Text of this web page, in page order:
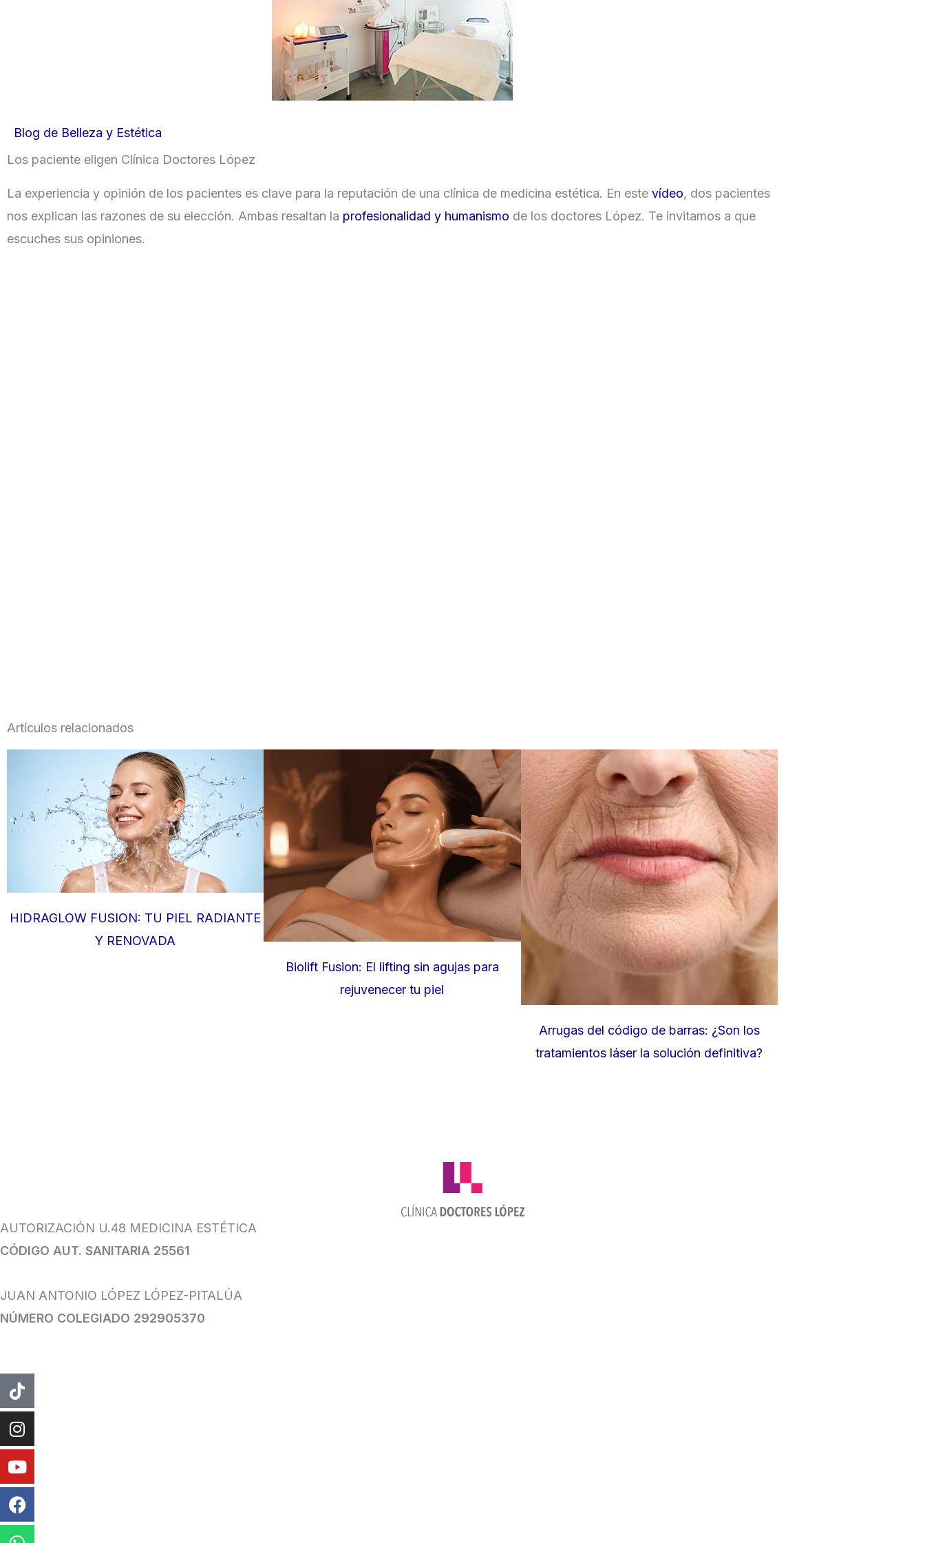
Blog de Belleza y Estética
Los paciente eligen Clínica Doctores López
La experiencia y opinión de los pacientes es clave para la reputación de una clínica de medicina estética. En este vídeo, dos pacientes
nos explican las razones de su elección. Ambas resaltan la profesionalidad y humanismo de los doctores López. Te invitamos a que
escuches sus opiniones.
Artículos relacionados
HIDRAGLOW FUSION: TU PIEL RADIANTE
Y RENOVADA
Biolift Fusion: El lifting sin agujas para
rejuvenecer tu piel
Arrugas del código de barras: ¿Son los
tratamientos láser la solución definitiva?
AUTORIZACIÓN U.48 MEDICINA ESTÉTICA
CÓDIGO AUT. SANITARIA 25561
JUAN ANTONIO LÓPEZ LÓPEZ-PITALÚA
NÚMERO COLEGIADO 292905370
Tiktok
Instagram
Youtube
Facebook
Whatsapp